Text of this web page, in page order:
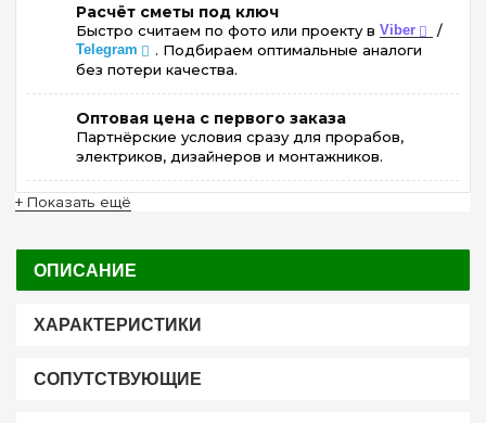
Расчёт сметы под ключ
Быстро считаем по фото или проекту в Viber /
Telegram
. Подбираем оптимальные аналоги
без потери качества.
Оптовая цена с первого заказа
Партнёрские условия сразу для прорабов,
электриков, дизайнеров и монтажников.
+ Показать ещё
ОПИСАНИЕ
ХАРАКТЕРИСТИКИ
СОПУТСТВУЮЩИЕ